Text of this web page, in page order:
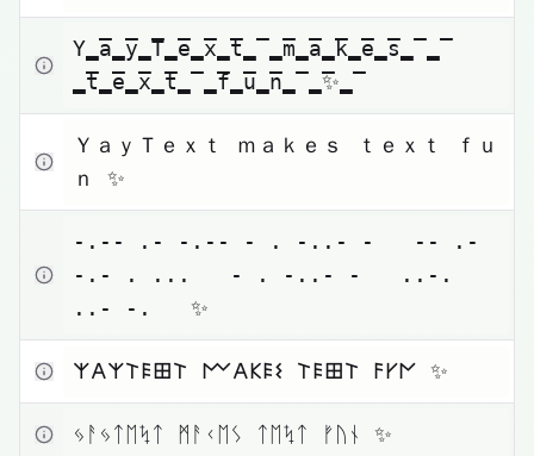
Y̳̅a̳̅y̳̅T̳̅e̳̅x̳̅t̳̅ ̳̅m̳̅a̳̅k̳̅e̳̅s̳̅
̳̅t̳̅e̳̅x̳̅t̳̅ ̳̅f̳̅u̳̅n̳̅ ̳̅✨̳̅
Zum Kopieren klicken
ＹａｙＴｅｘｔ ｍａｋｅｓ ｔｅｘｔ ｆｕ
ｎ ✨
Zum Kopieren klicken
-.-- .- -.-- - . -..- -   -- .-
-.- . ...   - . -..- -   ..-.
..- -.   ✨
𐌙𐌀𐌙𐌕𐌄𐌎𐌕 𐌌𐌀𐌊𐌄𐌔 𐌕𐌄𐌎𐌕 𐌅𐌖𐌍 ✨
Zum Kopieren klicken
ᛃᚨᛃᛏᛖᛪᛏ ᛗᚨᚲᛖᛊ ᛏᛖᛪᛏ ᚠᚢᚾ ✨